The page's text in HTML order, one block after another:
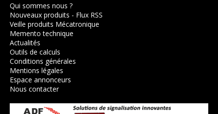
Qui sommes nous ?
Nouveaux produits - Flux RSS
Veille produits Mécatronique
Memento technique
Actualités
Outils de calculs
Conditions générales
Mentions légales
Espace annonceurs
Nous contacter